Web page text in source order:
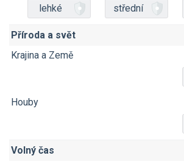
lehké
střední
Příroda a svět
Krajina a Země
Houby
Volný čas